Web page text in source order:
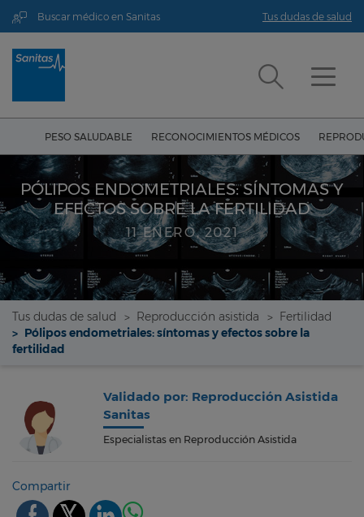
Buscar médico en Sanitas Tus dudas de salud
PESO SALUDABLE RECONOCIMIENTOS MÉDICOS
PÓLIPOS ENDOMETRIALES: SÍNTOMAS Y
EFECTOS SOBRE LA FERTILIDAD
11 ENERO, 2021
Tus dudas de salud Reproducción asistida
Fertilidad
Pólipos endometriales: síntomas y efectos sobre la
fertilidad
Validado por: Reproducción Asistida
Sanitas
Especialistas en Reproducción Asistida
Compartir